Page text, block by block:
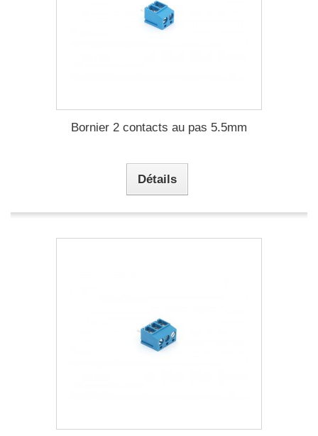
Bornier 2 contacts au pas 5.5mm
Détails